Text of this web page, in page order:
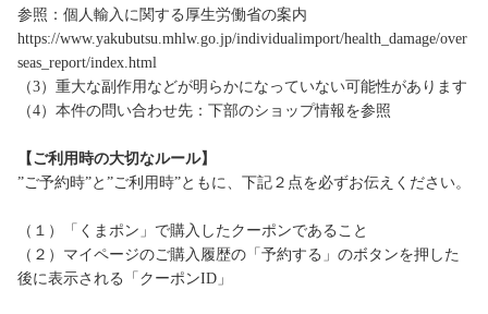
参照：個人輸入に関する厚生労働省の案内
https://www.yakubutsu.mhlw.go.jp/individualimport/health_damage/over
seas_report/index.html
（3）重大な副作用などが明らかになっていない可能性があります
（4）本件の問い合わせ先：下部のショップ情報を参照
【ご利用時の大切なルール】
”ご予約時”と”ご利用時”ともに、下記２点を必ずお伝えください。
（１）「くまポン」で購入したクーポンであること
（２）マイページのご購入履歴の「予約する」のボタンを押した
後に表示される「クーポンID」